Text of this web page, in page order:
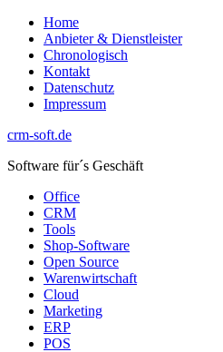
Zum
Inhalt
springen
Home
Anbieter & Dienstleister
Chronologisch
Kontakt
Datenschutz
Impressum
crm-soft.de
Software für´s Geschäft
Office
CRM
Tools
Shop-Software
Open Source
Warenwirtschaft
Cloud
Marketing
ERP
POS